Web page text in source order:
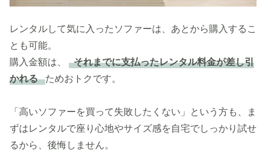
レンタルして気に入ったソファーは、あとから購入するこ
とも可能。
購入金額は、
それまでに支払ったレンタル料金が差し引
かれる ためおトクです。
「高いソファーを買って失敗したくない」という方も、ま
ずはレンタルで座り心地やサイズ感を自宅でしっかり試せ
るから、後悔しません。